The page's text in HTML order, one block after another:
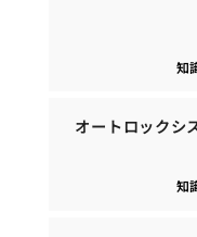
知
オートロックシ
知